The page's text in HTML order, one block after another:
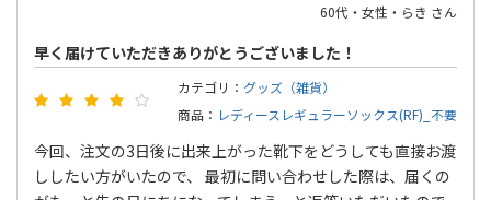
60代・女性・らき さん
早く届けていただきありがとうございました！
カテゴリ： グッズ（雑貨）
商品： レディースレギュラーソックス(RF)_不要
今回、注文の3日後に出来上がった靴下をどうしても直接お渡
ししたい方がいたので、 最初に問い合わせした際は、届くの